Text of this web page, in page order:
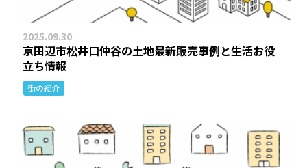
2025.09.30
京田辺市松井口仲谷の土地最新販売事例と生活お役
立ち情報
街の紹介